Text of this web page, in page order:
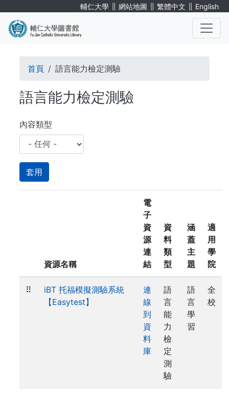
輔仁大學 ∥ 網站地圖 ∥ 繁體中文 ∥ English
導
航
連
結
首頁 語言能力檢定測驗
語言能力檢定測驗
內容類型
資源名稱
電
子
資
源
連
結
資
料
類
型
涵
蓋
主
題
適
用
學
院
⠿
iBT 托福模擬測驗系統
【Easytest】
連
線
到
資
料
庫
語
言
能
力
檢
定
測
驗
語
言
學
習
全
校